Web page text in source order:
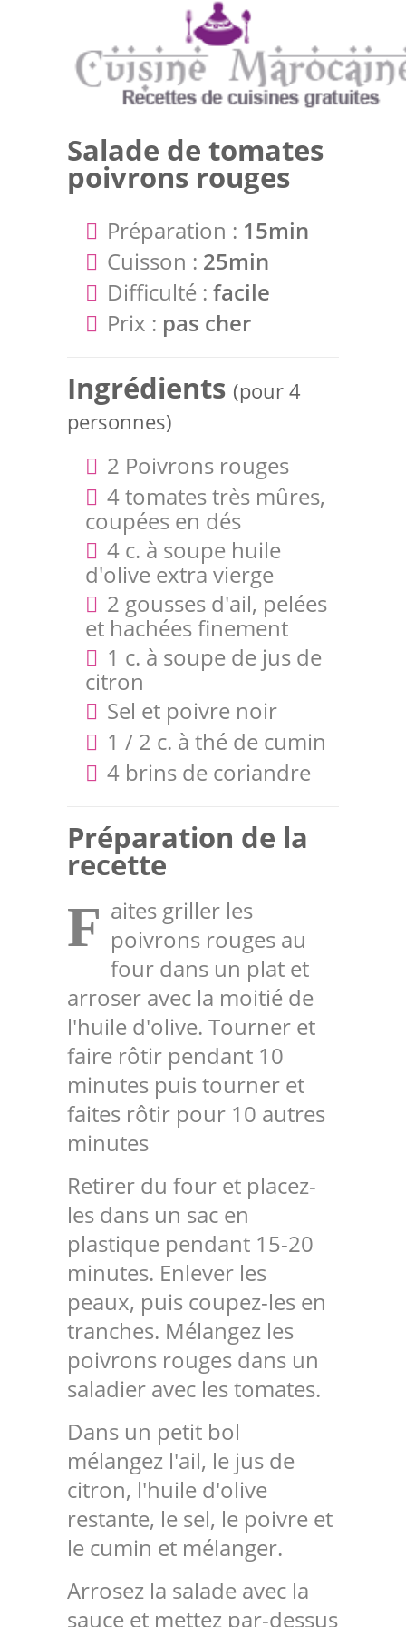
Salade de tomates
poivrons rouges
Préparation : 15min
Cuisson : 25min
Difficulté : facile
Prix : pas cher
Ingrédients (pour 4
personnes)
2 Poivrons rouges
4 tomates très mûres,
coupées en dés
4 c. à soupe huile
d'olive extra vierge
2 gousses d'ail, pelées
et hachées finement
1 c. à soupe de jus de
citron
Sel et poivre noir
1 / 2 c. à thé de cumin
4 brins de coriandre
Préparation de la
recette
F aites griller les
poivrons rouges au
four dans un plat et
arroser avec la moitié de
l'huile d'olive. Tourner et
faire rôtir pendant 10
minutes puis tourner et
faites rôtir pour 10 autres
minutes
Retirer du four et placez-
les dans un sac en
plastique pendant 15-20
minutes. Enlever les
peaux, puis coupez-les en
tranches. Mélangez les
poivrons rouges dans un
saladier avec les tomates.
Dans un petit bol
mélangez l'ail, le jus de
citron, l'huile d'olive
restante, le sel, le poivre et
le cumin et mélanger.
Arrosez la salade avec la
sauce et mettez par-dessus